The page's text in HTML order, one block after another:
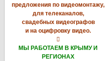
предложения по видеомонтажу,
для телеканалов,
свадебных видеографов
и на оцифровку видео.

МЫ РАБОТАЕМ В КРЫМУ И
РЕГИОНАХ